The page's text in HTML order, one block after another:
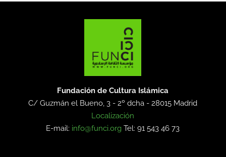
Fundación de Cultura Islámica
C/ Guzmán el Bueno, 3 - 2º dcha -28015 Madrid
Localización
E-mail: info@funci.org Tel: 91 543 46 73